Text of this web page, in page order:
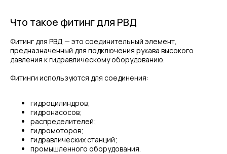
Что такое фитинг для РВД
Фитинг для РВД — это соединительный элемент,
предназначенный для подключения рукава высокого
давления к гидравлическому оборудованию.
Фитинги используются для соединения:
гидроцилиндров;
гидронасосов;
распределителей;
гидромоторов;
гидравлических станций;
промышленного оборудования.